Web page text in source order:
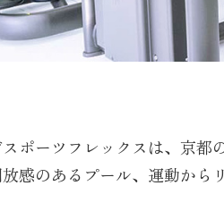
ポーツフレックスは、京都
感のあるプール、運動から